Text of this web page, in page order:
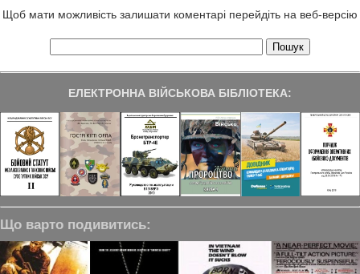
Щоб мати можливість залишати коментарі перейдіть на веб-версію
ЕЛЕКТРОННА ВІЙСЬКОВА БІБЛІОТЕКА:
Що варто подивитись: